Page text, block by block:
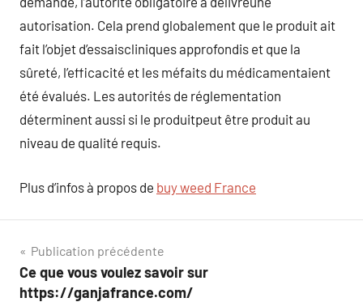
autorisation. Cela prend globalement que le produit ait
fait l’objet d’essaiscliniques approfondis et que la
sûreté, l’efficacité et les méfaits du médicamentaient
été évalués. Les autorités de réglementation
déterminent aussi si le produitpeut être produit au
niveau de qualité requis.
Plus d’infos à propos de buy weed France
Navigation
de
Publication précédente
Ce que vous voulez savoir sur
https://ganjafrance.com/